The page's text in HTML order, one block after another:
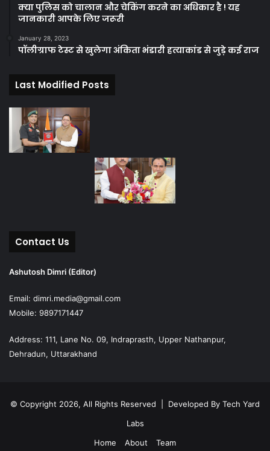
क्या पुलिस को चालान और चेकिंग करने का अधिकार है ! यह
जानकारी आपके लिए जरूरी
January 28, 2023
पॉलीग्राफ टेस्ट से खुलेगा अंकिता भंडारी हत्याकांड से जुड़े कई राज
Last Modified Posts
Contact Us
Ashutosh Dimri (Editor)
Email: dimri.media@gmail.com
Mobile: 9897171447
Address: 111, Lane No. 09, Indraprasth, Upper Nathanpur,
Dehradun, Uttarakhand
© Copyright 2026, All Rights Reserved | Developed By Tech Yard
Labs
Home
About Team